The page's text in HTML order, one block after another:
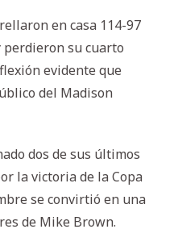
en casa 114-97
su cuarto
evidente que
del Madison
dos de sus últimos
la victoria de la Copa
se convirtió en una
de Mike Brown.